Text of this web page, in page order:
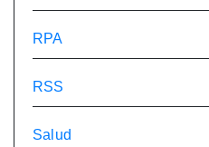
RPA
RSS
Salud